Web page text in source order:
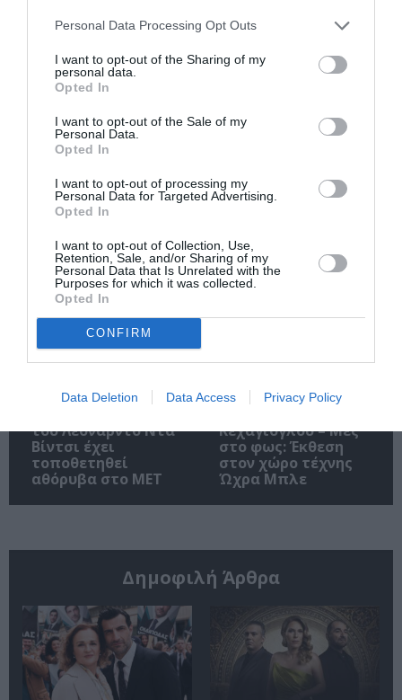
Personal Data Processing Opt Outs
I want to opt-out of the Sharing of my
personal data.
Opted In
I want to opt-out of the Sale of my
Personal Data.
Opted In
I want to opt-out of processing my
Personal Data for Targeted Advertising.
Opted In
I want to opt-out of Collection, Use,
Retention, Sale, and/or Sharing of my
Personal Data that Is Unrelated with the
Purposes for which it was collected.
Opted In
CONFIRM
Data Deletion Data Access Privacy Policy
Σχετικά Άρθρα
Χαντζαράς –
«Κλεμμένος
Πειρατής» &
Διπλή παράλληλη
έκθεση στην Πάτμο
Μαγκανιώτης –
State of Change:
του Λεονάρντο Ντα
Βίντσι έχει
τοποθετηθεί
αθόρυβα στο MET
Κεχαγιόγλου – Μες
στο φως: Έκθεση
στον χώρο τέχνης
Ώχρα Μπλε
Δημοφιλή Άρθρα